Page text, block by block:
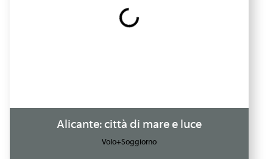
Alicante: città di mare e luce
Volo+Soggiorno